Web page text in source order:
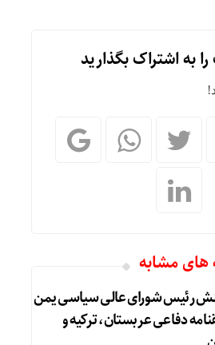
به اشتراک بگذارید
های مشابه
رئیس شورای عالی سیاسی یمن
دفاعی عربستان، ترکیه و